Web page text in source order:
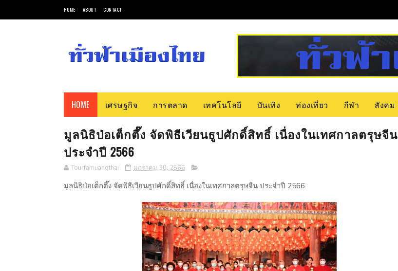
HOME ABOUT CONTACT
HOME เศรษฐกิจ การตลาด เทคโนโลยี บันเทิง ท่องเที่ยว กีฬา สังคม
มูลนิธิป่อเต็กตึ๊ง จัดพิธีเวียนธูปศักดิ์สิทธิ์ เนื่องในเทศกาลตรุษจีน
ประจำปี 2566
Tourfamuangthai มกราคม 30, 2566
มูลนิธิป่อเต็กตึ๊ง จัดพิธีเวียนธูปศักดิ์สิทธิ์ เนื่องในเทศกาลตรุษจีน ประจำปี 2566